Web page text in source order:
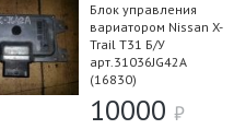
Блок управления
вариатором Nissan X-
Trail T31 Б/У
арт.31036JG42A
(16830)
10000